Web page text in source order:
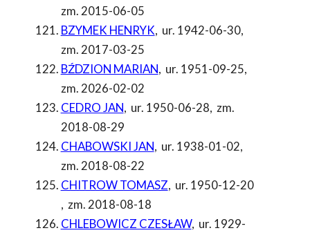
zm. 2015-06-05
BZYMEK HENRYK, ur. 1942-06-30,
zm. 2017-03-25
BŹDZION MARIAN, ur. 1951-09-25,
zm. 2026-02-02
CEDRO JAN, ur. 1950-06-28, zm.
2018-08-29
CHABOWSKI JAN, ur. 1938-01-02,
zm. 2018-08-22
CHITROW TOMASZ, ur. 1950-12-20
, zm. 2018-08-18
CHLEBOWICZ CZESŁAW, ur. 1929-